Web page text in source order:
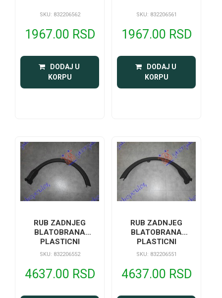
SKU: 832206562
1967.00 RSD
DODAJ U
KORPU
SKU: 832206561
1967.00 RSD
DODAJ U
KORPU
RUB ZADNJEG
BLATOBRANA
PLASTICNI
SKU: 832206552
4637.00 RSD
RUB ZADNJEG
BLATOBRANA
PLASTICNI
SKU: 832206551
4637.00 RSD